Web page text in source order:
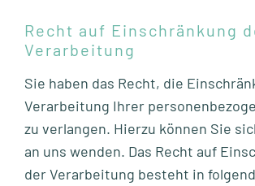
Recht auf Einschränkung
Verarbeitung
Sie haben das Recht, die
Verarbeitung Ihrer
zu verlangen. Hierzu können Sie
an uns wenden. Das Recht auf
der Verarbeitung besteht in